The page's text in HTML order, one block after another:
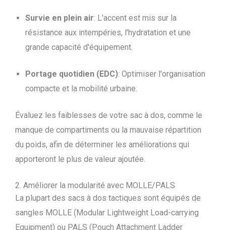
Survie en plein air: L'accent est mis sur la
résistance aux intempéries, l'hydratation et une
grande capacité d'équipement.
Portage quotidien (EDC): Optimiser l'organisation
compacte et la mobilité urbaine.
Évaluez les faiblesses de votre sac à dos, comme le
manque de compartiments ou la mauvaise répartition
du poids, afin de déterminer les améliorations qui
apporteront le plus de valeur ajoutée.
2. Améliorer la modularité avec MOLLE/PALS
La plupart des sacs à dos tactiques sont équipés de
sangles MOLLE (Modular Lightweight Load-carrying
Equipment) ou PALS (Pouch Attachment Ladder